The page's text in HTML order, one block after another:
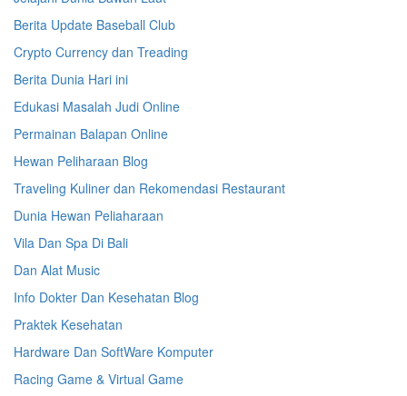
Berita Update Baseball Club
Crypto Currency dan Treading
Berita Dunia Hari ini
Edukasi Masalah Judi Online
Permainan Balapan Online
Hewan Peliharaan Blog
Traveling Kuliner dan Rekomendasi Restaurant
Dunia Hewan Peliaharaan
Vila Dan Spa Di Bali
Dan Alat Music
Info Dokter Dan Kesehatan Blog
Praktek Kesehatan
Hardware Dan SoftWare Komputer
Racing Game & Virtual Game